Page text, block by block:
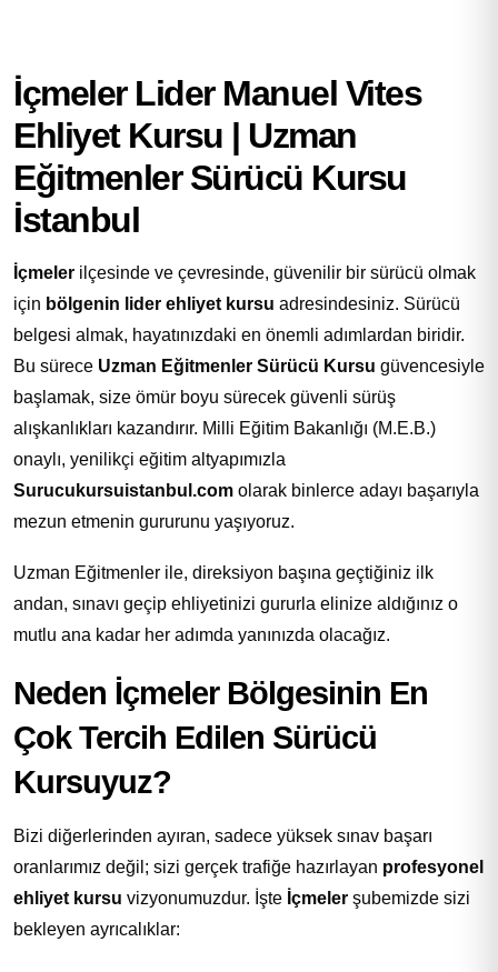
İçmeler Lider Manuel Vites
Ehliyet Kursu | Uzman
Eğitmenler Sürücü Kursu
İstanbul
İçmeler ilçesinde ve çevresinde, güvenilir bir sürücü olmak
için bölgenin lider ehliyet kursu adresindesiniz. Sürücü
belgesi almak, hayatınızdaki en önemli adımlardan biridir.
Bu sürece Uzman Eğitmenler Sürücü Kursu güvencesiyle
başlamak, size ömür boyu sürecek güvenli sürüş
alışkanlıkları kazandırır. Milli Eğitim Bakanlığı (M.E.B.)
onaylı, yenilikçi eğitim altyapımızla
Surucukursuistanbul.com olarak binlerce adayı başarıyla
mezun etmenin gururunu yaşıyoruz.
Uzman Eğitmenler ile, direksiyon başına geçtiğiniz ilk
andan, sınavı geçip ehliyetinizi gururla elinize aldığınız o
mutlu ana kadar her adımda yanınızda olacağız.
Neden İçmeler Bölgesinin En
Çok Tercih Edilen Sürücü
Kursuyuz?
Bizi diğerlerinden ayıran, sadece yüksek sınav başarı
oranlarımız değil; sizi gerçek trafiğe hazırlayan profesyonel
ehliyet kursu vizyonumuzdur. İşte İçmeler şubemizde sizi
bekleyen ayrıcalıklar: